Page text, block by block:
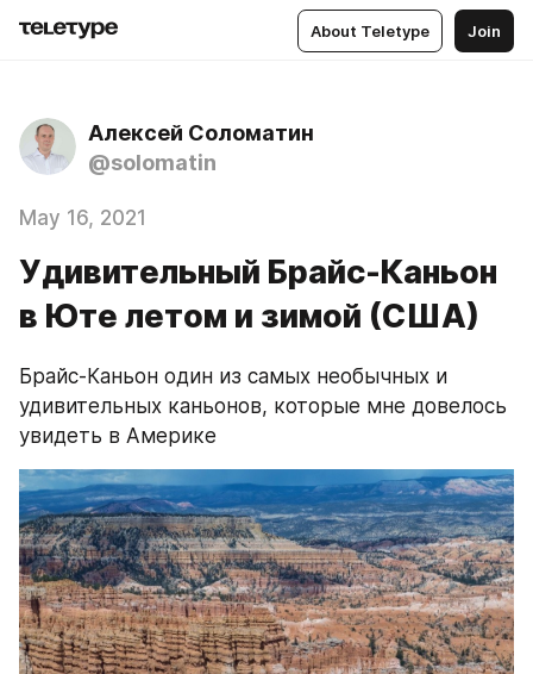
About Teletype Join
Алексей Соломатин
@solomatin
May 16, 2021
Удивительный Брайс-Каньон
в Юте летом и зимой (США)
Брайс-Каньон один из самых необычных и
удивительных каньонов, которые мне довелось
увидеть в Америке